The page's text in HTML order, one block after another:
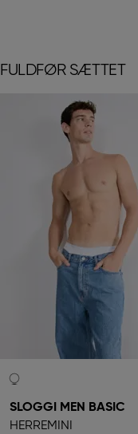
FULDFØR SÆTTET
SLOGGI MEN BASIC
HERREMINI